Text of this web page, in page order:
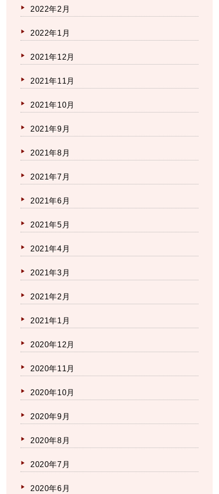
2022年2月
2022年1月
2021年12月
2021年11月
2021年10月
2021年9月
2021年8月
2021年7月
2021年6月
2021年5月
2021年4月
2021年3月
2021年2月
2021年1月
2020年12月
2020年11月
2020年10月
2020年9月
2020年8月
2020年7月
2020年6月